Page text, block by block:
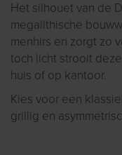
Het silhouet van de
megalithische
menhirs en zorgt zo
toch licht strooit
huis of op kantoor.
Kies voor een
grillig en